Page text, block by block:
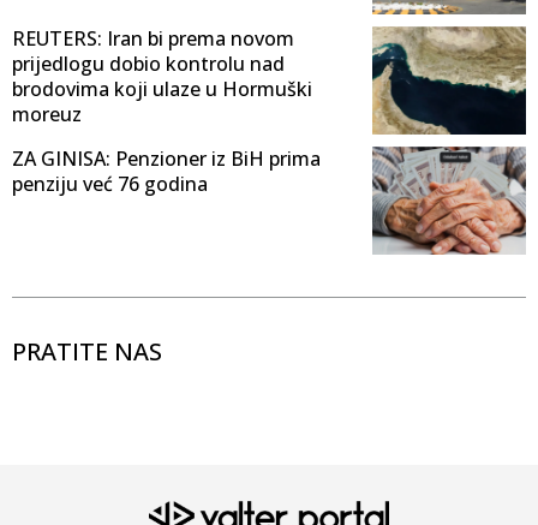
REUTERS: Iran bi prema novom
prijedlogu dobio kontrolu nad
brodovima koji ulaze u Hormuški
moreuz
ZA GINISA: Penzioner iz BiH prima
penziju već 76 godina
PRATITE NAS